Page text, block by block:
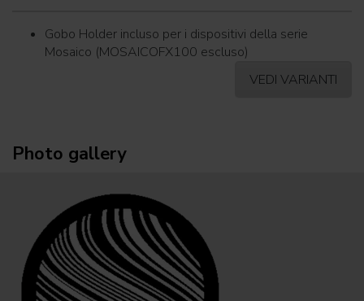
Gobo Holder incluso per i dispositivi della serie
Mosaico (MOSAICOFX100 escluso)
VEDI VARIANTI
Photo gallery